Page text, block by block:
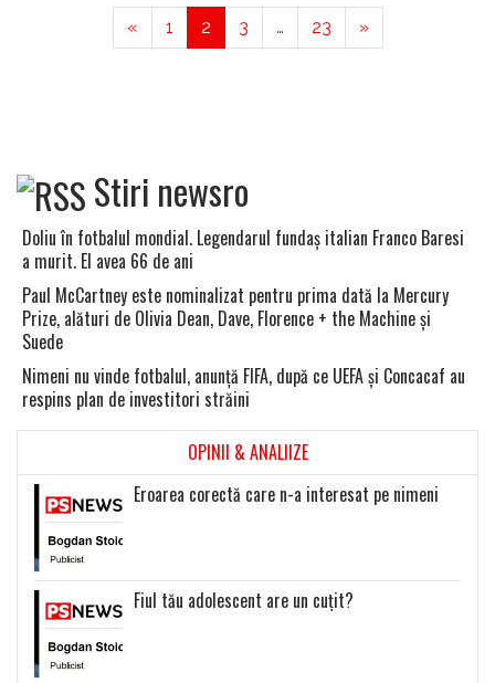
« 1 2 3 … 23 »
Stiri newsro
Doliu în fotbalul mondial. Legendarul fundaş italian Franco Baresi
a murit. El avea 66 de ani
Paul McCartney este nominalizat pentru prima dată la Mercury
Prize, alături de Olivia Dean, Dave, Florence + the Machine şi
Suede
Nimeni nu vinde fotbalul, anunţă FIFA, după ce UEFA şi Concacaf au
respins plan de investitori străini
OPINII & ANALIIZE
Eroarea corectă care n-a interesat pe nimeni
Fiul tău adolescent are un cuțit?